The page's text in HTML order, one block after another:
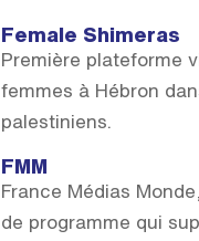
Female Shimeras
Première plateforme
femmes à Hébron
palestiniens.
FMM
France Médias
de programme qui